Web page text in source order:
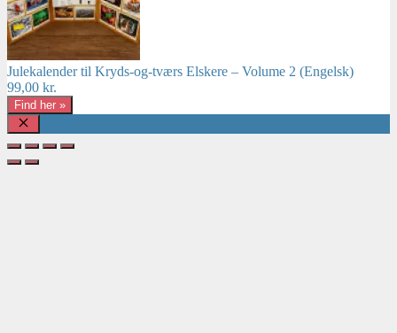
Julekalender til Kryds-og-tværs Elskere – Volume 2 (Engelsk)
99,00 kr.
Find her »
Luk